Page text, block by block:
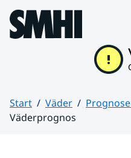
Hoppa till sidans innehåll
Start Väder
Väderprognos